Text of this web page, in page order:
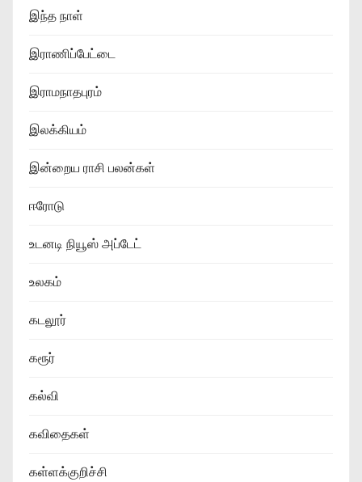
இந்த நாள்
இராணிப்பேட்டை
இராமநாதபுரம்
இலக்கியம்
இன்றைய ராசி பலன்கள்
ஈரோடு
உடனடி நியூஸ் அப்டேட்
உலகம்
கடலூர்
கரூர்
கல்வி
கவிதைகள்
கள்ளக்குறிச்சி